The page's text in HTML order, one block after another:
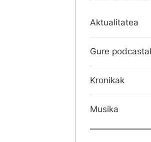
Aktualitatea
Gure
Kronikak
Musika